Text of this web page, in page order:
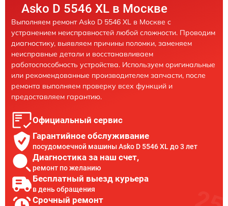
Asko D 5546 XL в Москве
Выполняем ремонт Asko D 5546 XL в Москве с
устранением неисправностей любой сложности. Проводим
диагностику, выявляем причины поломки, заменяем
неисправные детали и восстанавливаем
работоспособность устройства. Используем оригинальные
или рекомендованные производителем запчасти, после
ремонта выполняем проверку всех функций и
предоставляем гарантию.
Официальный сервис
Гарантийное обслуживание
посудомоечной машины Asko D 5546 XL до 3 лет
Диагностика за наш счет,
ремонт по желанию
Бесплатный выезд курьера
в день обращения
Срочный ремонт